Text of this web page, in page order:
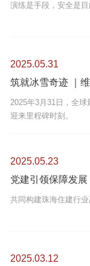
演练是手段，安全是目
2025.05.31
2025年3月31日，全
迎来里程碑时刻。
2025.05.23
共同构建珠海住建行业
2025.03.12